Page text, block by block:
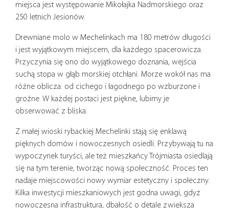
miejsca jest występowanie Mikołajka Nadmorskiego oraz
250 letnich Jesionów.
Drewniane molo w Mechelinkach ma 180 metrów długości
i jest wyjątkowym miejscem, dla każdego spacerowicza.
Przyczynia się ono do wyjątkowego doznania, wejścia
suchą stopa w głąb morskiej otchłani. Morze wokół nas ma
różne oblicza: od cichego i łagodnego po wzburzone i
groźne. W każdej postaci jest piękne, lubimy je
obserwować z bliska.
Z małej wioski rybackiej Mechelinki stają się enklawą
pięknych domów i nowoczesnych osiedli. Przybywają tu na
wypoczynek turyści, ale też mieszkańcy Trójmiasta osiedlają
się na tym terenie, tworząc nową społeczność. Proces ten
nadaje miejscowości nowy wymiar estetyczny i społeczny.
Kilka inwestycji mieszkaniowych jest godna uwagi, gdyż
nowoczesna infrastruktura, dbałość o detale zwiększa